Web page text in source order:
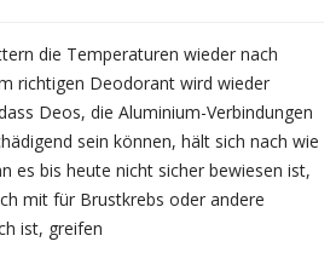
die Temperaturen wieder nach
richtigen Deodorant wird wieder
Deos, die Aluminium-Verbindungen
sein können, hält sich nach wie
es bis heute nicht sicher bewiesen ist,
mit für Brustkrebs oder andere
ist, greifen